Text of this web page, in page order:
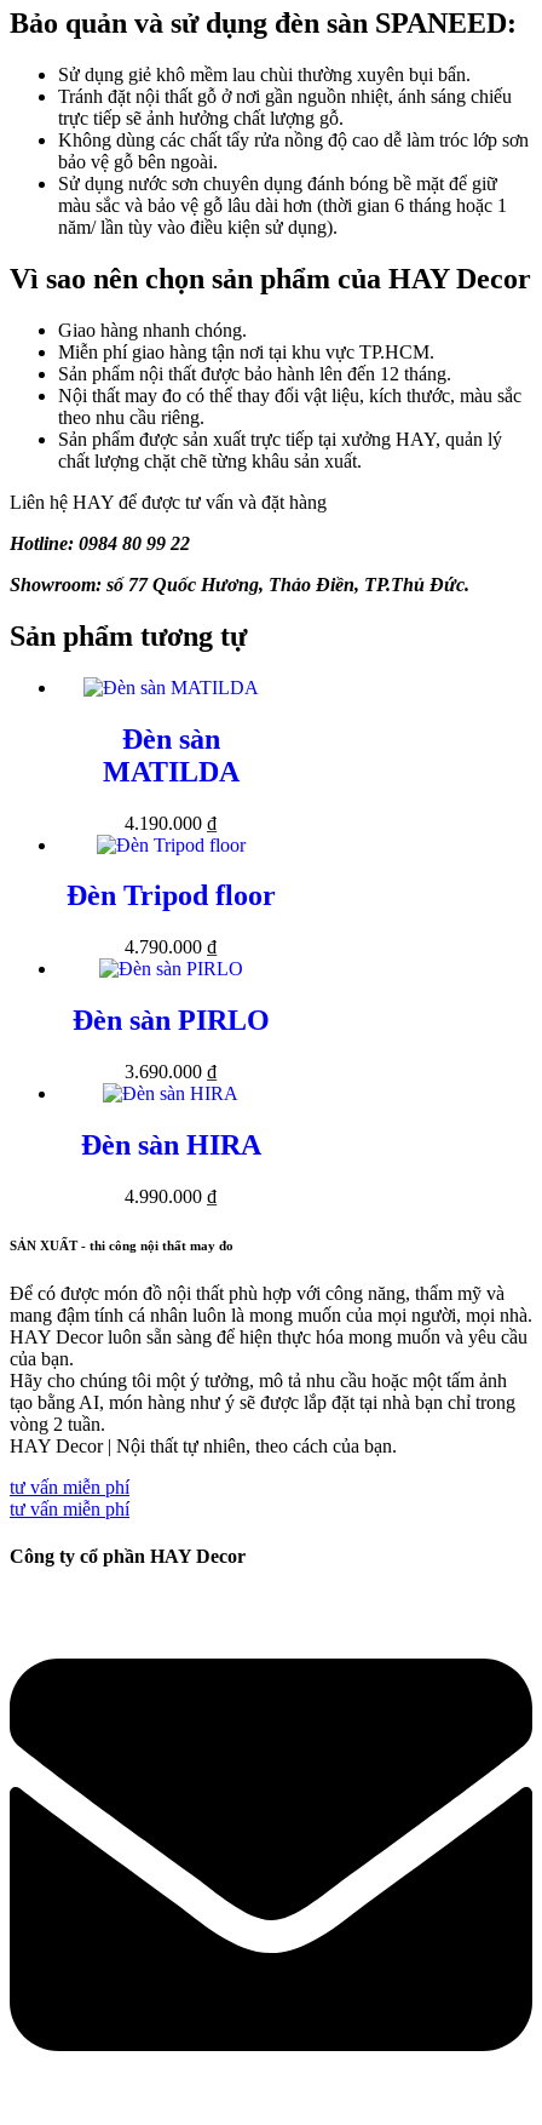
Bảo quản và sử dụng đèn sàn SPANEED:
Sử dụng giẻ khô mềm lau chùi thường xuyên bụi bẩn.
Tránh đặt nội thất gỗ ở nơi gần nguồn nhiệt, ánh sáng chiếu
trực tiếp sẽ ảnh hưởng chất lượng gỗ.
Không dùng các chất tẩy rửa nồng độ cao dễ làm tróc lớp sơn
bảo vệ gỗ bên ngoài.
Sử dụng nước sơn chuyên dụng đánh bóng bề mặt để giữ
màu sắc và bảo vệ gỗ lâu dài hơn (thời gian 6 tháng hoặc 1
năm/ lần tùy vào điều kiện sử dụng).
Vì sao nên chọn sản phẩm của HAY Decor
Giao hàng nhanh chóng.
Miễn phí giao hàng tận nơi tại khu vực TP.HCM.
Sản phẩm nội thất được bảo hành lên đến 12 tháng.
Nội thất may đo có thể thay đổi vật liệu, kích thước, màu sắc
theo nhu cầu riêng.
Sản phẩm được sản xuất trực tiếp tại xưởng HAY, quản lý
chất lượng chặt chẽ từng khâu sản xuất.
Liên hệ HAY để được tư vấn và đặt hàng
Hotline: 0984 80 99 22
Showroom: số 77 Quốc Hương, Thảo Điền, TP.Thủ Đức.
Sản phẩm tương tự
Đèn sàn
MATILDA
4.190.000 ₫
Đèn Tripod floor
4.790.000 ₫
Đèn sàn PIRLO
3.690.000 ₫
Đèn sàn HIRA
4.990.000 ₫
SẢN XUẤT - thi công nội thất may đo
Để có được món đồ nội thất phù hợp với công năng, thẩm mỹ và
mang đậm tính cá nhân luôn là mong muốn của mọi người, mọi nhà.
HAY Decor luôn sẵn sàng để hiện thực hóa mong muốn và yêu cầu
của bạn.
Hãy cho chúng tôi một ý tưởng, mô tả nhu cầu hoặc một tấm ảnh
tạo bằng AI, món hàng như ý sẽ được lắp đặt tại nhà bạn chỉ trong
vòng 2 tuần.
HAY Decor | Nội thất tự nhiên, theo cách của bạn.
tư vấn miễn phí
tư vấn miễn phí
Công ty cổ phần HAY Decor